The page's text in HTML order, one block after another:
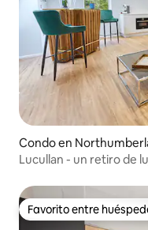
Condo en
Lucullan - un retiro de
Favorito entre
Favorito entre